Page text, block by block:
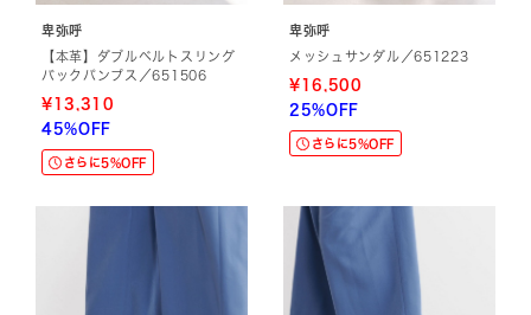
卑弥呼
【本革】ダブルベルトスリング
バックパンプス／651506
¥13,310
45%OFF
さらに5%OFF
卑弥呼
メッシュサンダル／651223
¥16,500
25%OFF
さらに5%OFF